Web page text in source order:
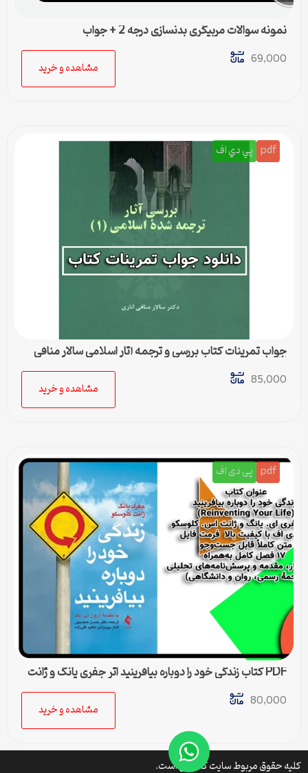
نمونه سوالات مربیگری بدنسازی درجه 2 + جواب
69,000
مشاهده و خرید
pdf پي دي اف
جواب تمرینات کتاب بررسی و ترجمه آثار اسلامی سالار منافی
اناری
85,000
مشاهده و خرید
pdf پی دی اف
PDF کتاب زندگی خود را دوباره بیافرینید اثر جفری یانگ و ژانت
کلوسکو
80,000
مشاهده و خرید
کلیه حقوق مربوط سایت کتافایل است.